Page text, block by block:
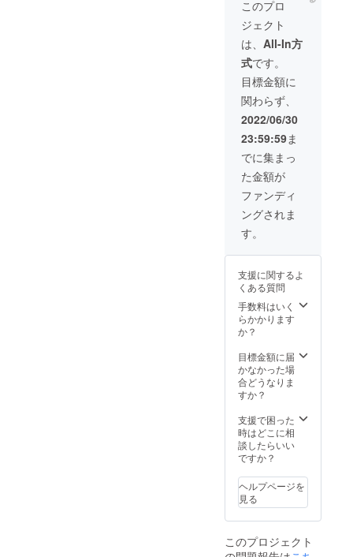
ず備考
欄に掲
載を希
望され
るお名
前をご
記入く
ださ
い。 掲
載を希
望され
ない場
合は、
「な
し」と
記載を
お願い
致しま
大豆 カ
ロ
リー：1
個
あた
り 112
kcal 賞
味期
限：製
造日よ
り30日
保存方
法：直
射日
光・高
温多湿
を避
保管し
てくだ
さい。
・お礼
のメッ
セージ
て、お
送り致
します
名を記
載させ
て頂き
ます。
期間
定めが
ない場
合は本
HPが存
ｇ）あ
84.3
kcal 賞
限：製
造日よ
り40日
保存方
法：直
光・高
温多湿
け、冷
暗所で
てくだ
のメッ
セージ
をメー
ルに
て、お
送り致
トへ氏
名を記
載させ
掲載期
間（特
に定め
がない
本HPが
る限り
掲載）
方法
入り）
原材
料：砂
糖、手
亡豆、
小麦
粉、
卵、水
コーン
スター
チ、蜂
蜜／膨
張剤 ア
レル
ギー：
リー：1
個（28
ｇ）あ
たり
84.3
kcal 賞
造日よ
り40日
保存方
光・高
温多湿
を避
け、冷
保管し
てくだ
さい ・
お礼の
セージ
ラー：
濃いめ
のネイ
ビー）
・
KAMA
DOオリ
ジナル
キャッ
プをお
送りさ
せて頂
きます
（サイ
ズ：ワ
ンサイ
ズ/後ろ
能・素
100%・
カ
ラー：
ブラッ
DO×名
物かま
ど（２
けのの
しを付
けて、
お送り
頂きま
す 名物
かまど
１箱に
の記載
人可）
※こちら
は
KAMA
DOへ直
接依頼
いただ
くパ
ターン
となり
ます。
ご支援
頂くと
「ウェ
ブマガ
ジン
KAMA
載・
品の期
間限定
のレン
タル」
ます。
以下の
内容を
施致し
ます↓
アー
ティス
定・支
援
（KUJI
作品の
費）・
このプロ
ジェクト
は、 All-In方
式です。
目標金額に
関わらず、
2022/06/30
23:59:59ま
でに集まっ
た金額が
ファンディ
ングされま
す。
支援に関するよ
くある質問
手数料はいく
らかかります
か？
目標金額に届
かなかった場
合どうなりま
すか？
支援で困った
時はどこに相
談したらいい
ですか？
ヘルプページを
見る
このプロジェクト